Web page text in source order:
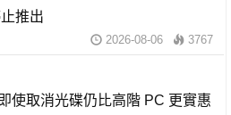
推出
2026-08-06 3767
使取消光碟仍比高階 PC 更實惠